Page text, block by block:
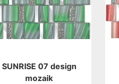
SUNRISE 07 design
mozaik